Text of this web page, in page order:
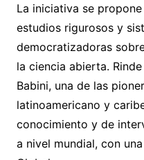
La iniciativa se
estudios rigurosos y
democratizadoras
la ciencia abierta.
Babini, una de las
latinoamericano y
conocimiento y de
a nivel mundial, con